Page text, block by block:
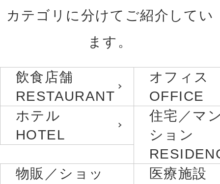
カテゴリに分けてご紹介してい
ます。
飲食店舗
RESTAURANT
オフィス
OFFICE
ホテル
HOTEL
住宅／マ
ション
物販／ショッ
医療施設